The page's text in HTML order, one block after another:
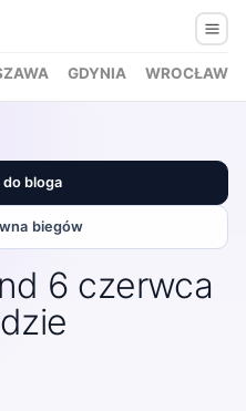
GDYNIA WROCŁAW
bloga
biegów
6 czerwca